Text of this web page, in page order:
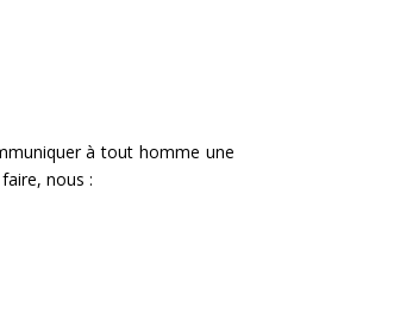
à tout homme une
nous :